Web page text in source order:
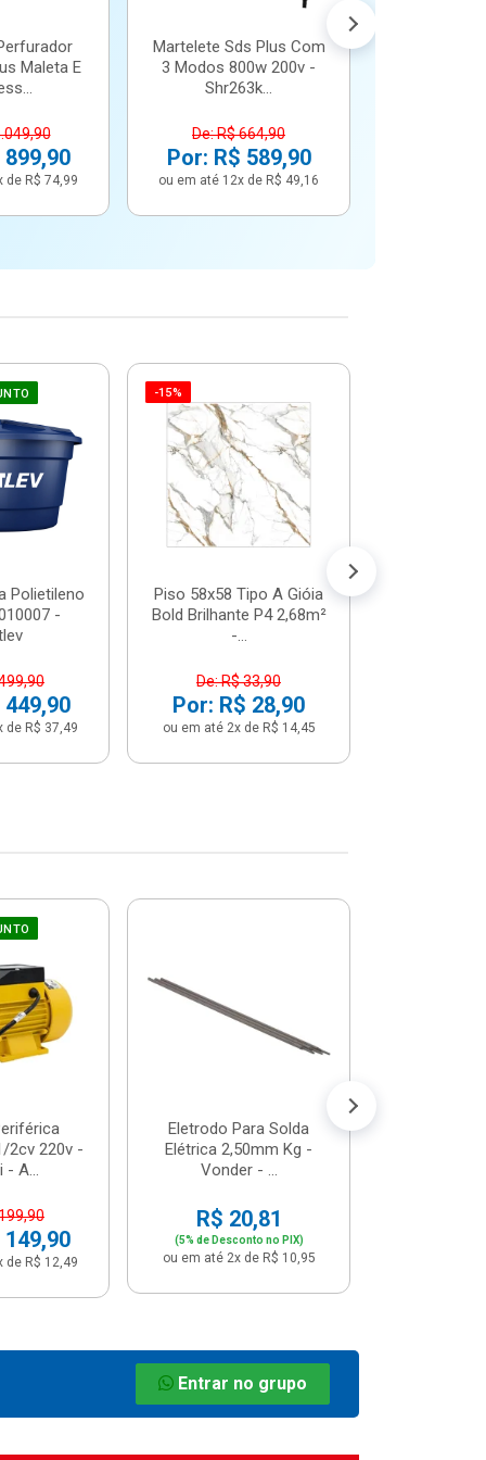
Maleta E
de R$ 74,99
Martelete Sds Plus Com
3 Modos 800w 200v -
Shr263k...
De: R$ 664,90
Por: R$ 589,90
ou em até 12x de R$ 49,16
Polietileno
-
de R$ 37,49
-15%
Piso 58x58 Tipo A Gióia
Bold Brilhante P4 2,68m²
-...
De: R$ 33,90
Por: R$ 28,90
ou em até 2x de R$ 14,45
2cv 220v -
- A...
149,90
de R$ 12,49
Eletrodo Para Solda
Elétrica 2,50mm Kg -
Vonder - ...
R$ 20,81
(5% de Desconto no PIX)
ou em até 2x de R$ 10,95
Entrar no grupo